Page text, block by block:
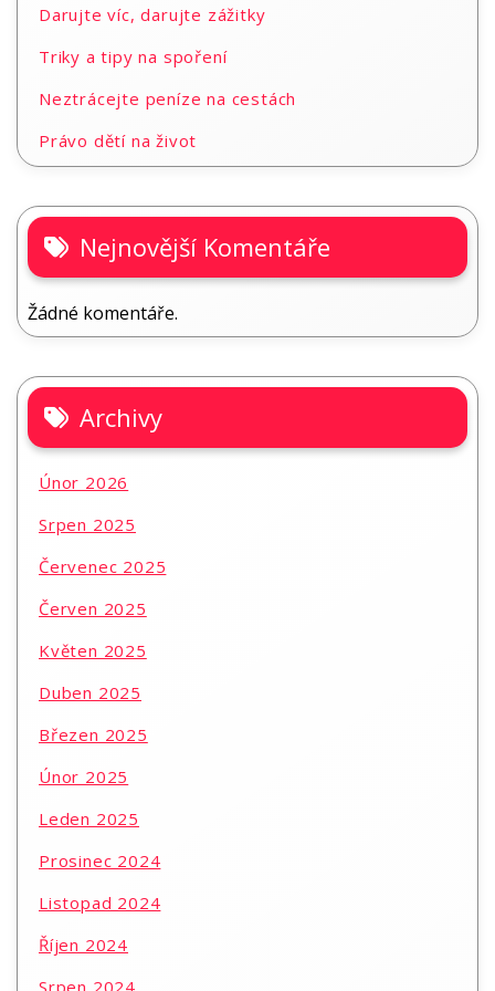
Darujte víc, darujte zážitky
Triky a tipy na spoření
Neztrácejte peníze na cestách
Právo dětí na život
Nejnovější Komentáře
Žádné komentáře.
Archivy
Únor 2026
Srpen 2025
Červenec 2025
Červen 2025
Květen 2025
Duben 2025
Březen 2025
Únor 2025
Leden 2025
Prosinec 2024
Listopad 2024
Říjen 2024
Srpen 2024